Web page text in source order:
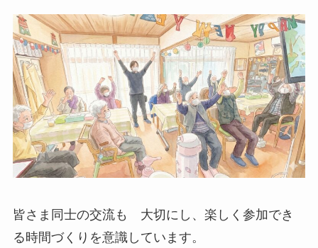
皆さま同士の交流も 大切にし、楽しく参加でき
る時間づくりを意識しています。